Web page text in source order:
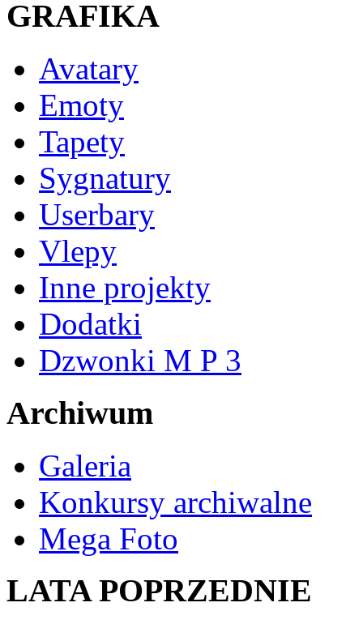
GRAFIKA
Avatary
Emoty
Tapety
Sygnatury
Userbary
Vlepy
Inne projekty
Dodatki
Dzwonki M P 3
Archiwum
Galeria
Konkursy archiwalne
Mega Foto
LATA POPRZEDNIE